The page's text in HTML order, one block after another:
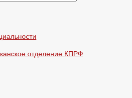
отделение КПРФ